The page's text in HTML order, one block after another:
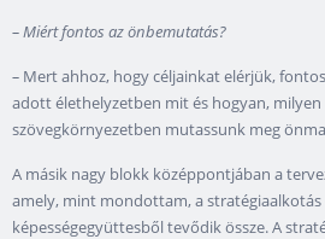
–Miért fontos az önbemutatás?
– Mert ahhoz, hogy céljainkat elérjük,
adott élethelyzetben mit és hogyan, milyen
szövegkörnyezetben mutassunk meg
A másik nagy blokk középpontjában a
amely, mint mondottam, a stratégiaalkotás
képességegyüttesből tevődik össze. A